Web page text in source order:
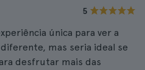
5
única para ver a
mas seria ideal se
desfrutar mais das